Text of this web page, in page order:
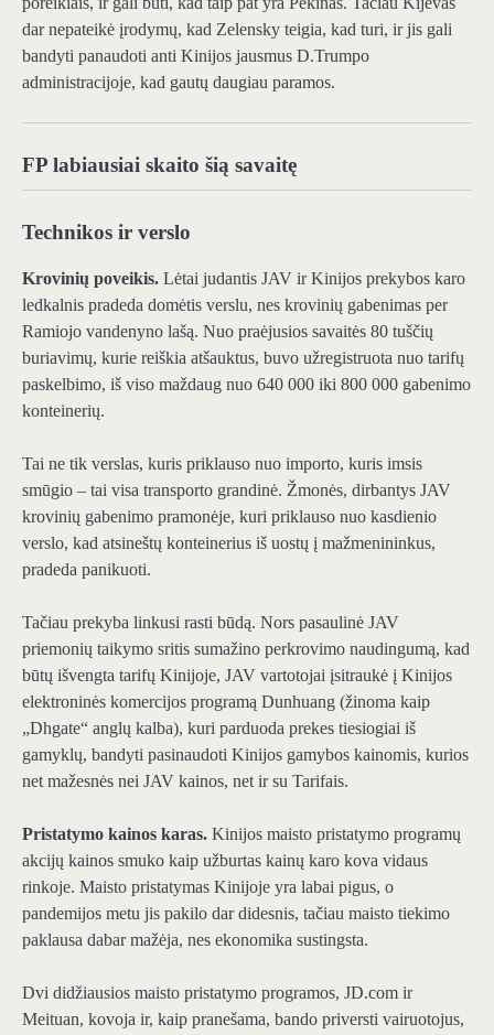
dar nepateikė įrodymų, kad Zelensky teigia, kad turi, ir jis gali
bandyti panaudoti anti Kinijos jausmus D.Trumpo
administracijoje, kad gautų daugiau paramos.
FP labiausiai skaito šią savaitę
Technikos ir verslo
Krovinių poveikis. Lėtai judantis JAV ir Kinijos prekybos karo
ledkalnis pradeda domėtis verslu, nes krovinių gabenimas per
Ramiojo vandenyno lašą. Nuo praėjusios savaitės 80 tuščių
buriavimų, kurie reiškia atšauktus, buvo užregistruota nuo tarifų
paskelbimo, iš viso maždaug nuo 640 000 iki 800 000 gabenimo
konteinerių.
Tai ne tik verslas, kuris priklauso nuo importo, kuris imsis
smūgio – tai visa transporto grandinė. Žmonės, dirbantys JAV
krovinių gabenimo pramonėje, kuri priklauso nuo kasdienio
verslo, kad atsineštų konteinerius iš uostų į mažmenininkus,
pradeda panikuoti.
Tačiau prekyba linkusi rasti būdą. Nors pasaulinė JAV
priemonių taikymo sritis sumažino perkrovimo naudingumą, kad
būtų išvengta tarifų Kinijoje, JAV vartotojai įsitraukė į Kinijos
elektroninės komercijos programą Dunhuang (žinoma kaip
„Dhgate“ anglų kalba), kuri parduoda prekes tiesiogiai iš
gamyklų, bandyti pasinaudoti Kinijos gamybos kainomis, kurios
net mažesnės nei JAV kainos, net ir su Tarifais.
Pristatymo kainos karas. Kinijos maisto pristatymo programų
akcijų kainos smuko kaip užburtas kainų karo kova vidaus
rinkoje. Maisto pristatymas Kinijoje yra labai pigus, o
pandemijos metu jis pakilo dar didesnis, tačiau maisto tiekimo
paklausa dabar mažėja, nes ekonomika sustingsta.
Dvi didžiausios maisto pristatymo programos, JD.com ir
Meituan, kovoja ir, kaip pranešama, bando priversti vairuotojus,